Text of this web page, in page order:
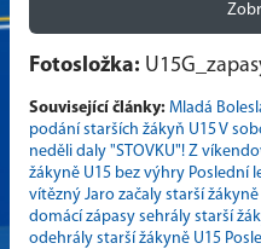
Fotosložka:
Související články: Mladá
podání starších žákyň U15V
neděli daly "STOVKU"! Z
žákyně U15 bez výhry Poslední
vítězný Jaro začaly starší
domácí zápasy sehrály starší
odehrály starší žákyně U15